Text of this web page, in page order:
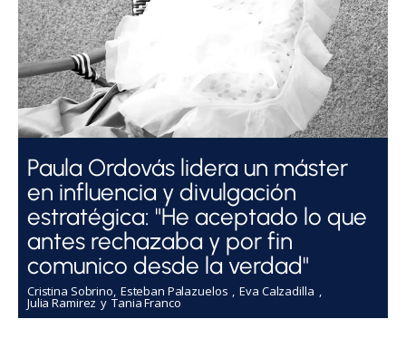
Paula Ordovás lidera un máster
en influencia y divulgación
estratégica: "He aceptado lo que
antes rechazaba y por fin
comunico desde la verdad"
Cristina Sobrino Esteban Palazuelos Eva Calzadilla
Julia Ramirez Tania Franco